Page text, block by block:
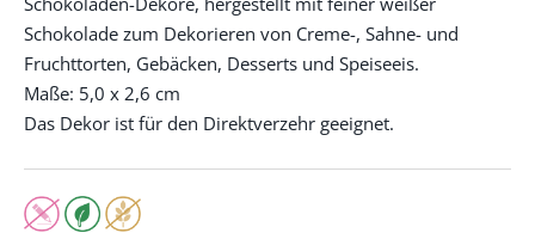
Schokolade zum Dekorieren von Creme-, Sahne- und
Fruchttorten, Gebäcken, Desserts und Speiseeis.
Maße: 5,0 x 2,6 cm
Das Dekor ist für den Direktverzehr geeignet.